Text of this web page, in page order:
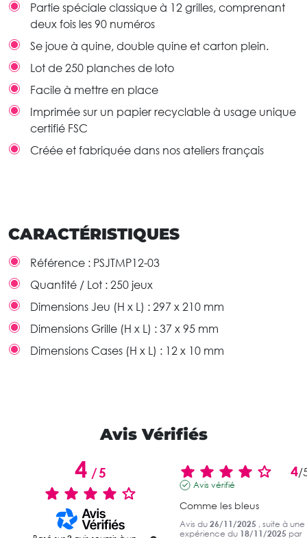
Partie spéciale classique à 12 grilles, comprenant
deux fois les 90 numéros
Se joue à quine, double quine et carton plein.
Lot de 250 planches de loto
Facile à mettre en place
Imprimée sur un papier recyclable à usage unique
certifié FSC
Créée et fabriquée dans nos ateliers français
CARACTÉRISTIQUES
Référence : PSJTMP12-03
Quantité / Lot : 250 jeux
Dimensions Jeu (H x L) : 297 x 210 mm
Dimensions Grille (H x L) : 37 x 95 mm
Dimensions Cases (H x L) : 12 x 10 mm
Avis Vérifiés
4/5 4/
Avis vérifié
Comme les bleus
Avis du 26/11/2025 , suite à une
expérience du 18/11/2025 par